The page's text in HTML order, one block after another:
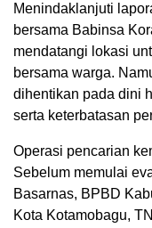
Menindaklanjuti
bersama Babinsa
mendatangi lokasi
bersama warga.
dihentikan pada dini
serta keterbatasan
Operasi pencarian
Sebelum memulai
Basarnas, BPBD
Kota Kotamobagu,